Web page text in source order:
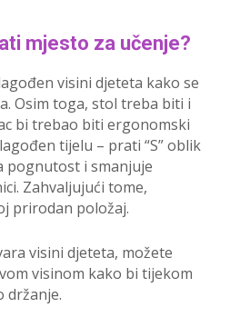
mjesto za učenje?
visini djeteta kako se
Osim toga, stol treba biti i
bi trebao biti ergonomski
tijelu – prati “S” oblik
pognutost i smanjuje
Zahvaljujući tome,
prirodan položaj.
visini djeteta, možete
visinom kako bi tijekom
držanje.